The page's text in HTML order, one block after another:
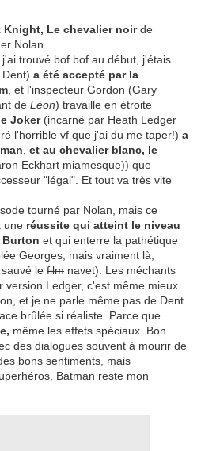
Knight, Le chevalier noirde
Nolan
trouvé bof bof au début, j'étais
a été accepté par la
, et l'inspecteur Gordon (Gary
de Léon) travaille en étroite
Joker(incarné par Heath Ledger
l'horrible vf que j'ai du me taper!) a
et au chevalier blanc, le
Eckhart miamesque)) que
"légal". Et tout va très vite
tourné par Nolan, mais ce
une réussite qui atteint le niveau
Burton et qui enterre la pathétique
Georges, mais vraiment là,
le film navet). Les méchants
version Ledger, c'est même mieux
et je ne parle même pas de Dent
brûlée si réaliste. Parce que
même les effets spéciaux. Bon
des dialogues souvent à mourir de
bons sentiments, mais
Batman reste mon